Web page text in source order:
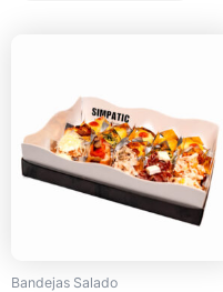
Bandejas Salado